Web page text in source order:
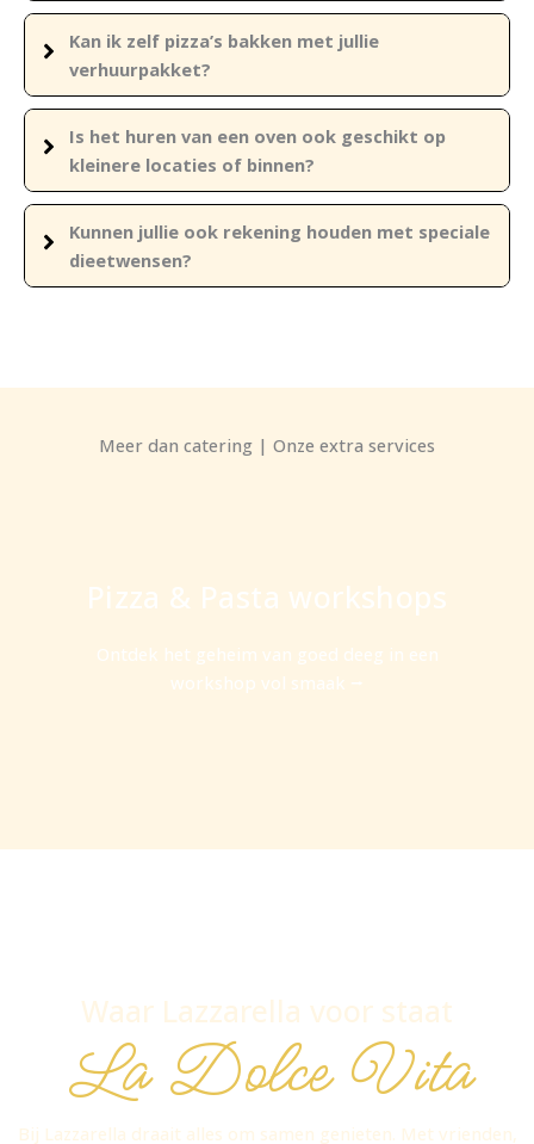
Kan ik zelf pizza’s bakken met jullie
verhuurpakket?
Is het huren van een oven ook geschikt op
kleinere locaties of binnen?
Kunnen jullie ook rekening houden met speciale
dieetwensen?
Meer dan catering | Onze extra services
Pizza & Pasta workshops
Ontdek het geheim van goed deeg in een
workshop vol smaak ⭢
Waar Lazzarella voor staat
La Dolce Vita
Bij Lazzarella draait alles om samen genieten. Met vrienden,